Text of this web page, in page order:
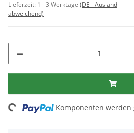
Lieferzeit: 1 - 3 Werktage (DE - Ausland
abweichend)
Komponenten werden